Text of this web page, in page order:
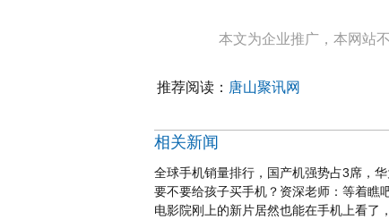
本文为企业推广，本网站
推荐阅读： 唐山聚讯网
相关新闻
全球手机销量排行，国产机强势占3席，
要不要给孩子买手机？资深老师：等着瞧
电影院刚上的新片居然也能在手机上看了